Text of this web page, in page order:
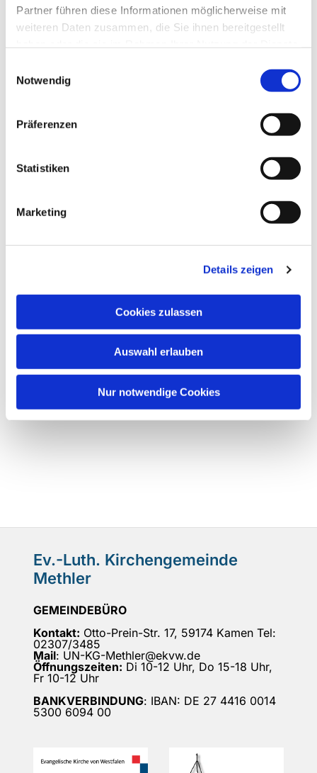
Partner führen diese Informationen möglicherweise mit
weiteren Daten zusammen, die Sie ihnen bereitgestellt
Notwendig
Präferenzen
Statistiken
Marketing
Details zeigen
Cookies zulassen
Auswahl erlauben
Nur notwendige Cookies
Ev.-Luth. Kirchengemeinde
Methler
GEMEINDEBÜRO
Kontakt: Otto-Prein-Str. 17, 59174 Kamen Tel:
02307/3485
Mail: UN-KG-Methler@ekvw.de
Öffnungszeiten: Di 10-12 Uhr, Do 15-18 Uhr,
Fr 10-12 Uhr
BANKVERBINDUNG: IBAN: DE 27 4416 0014
5300 6094 00